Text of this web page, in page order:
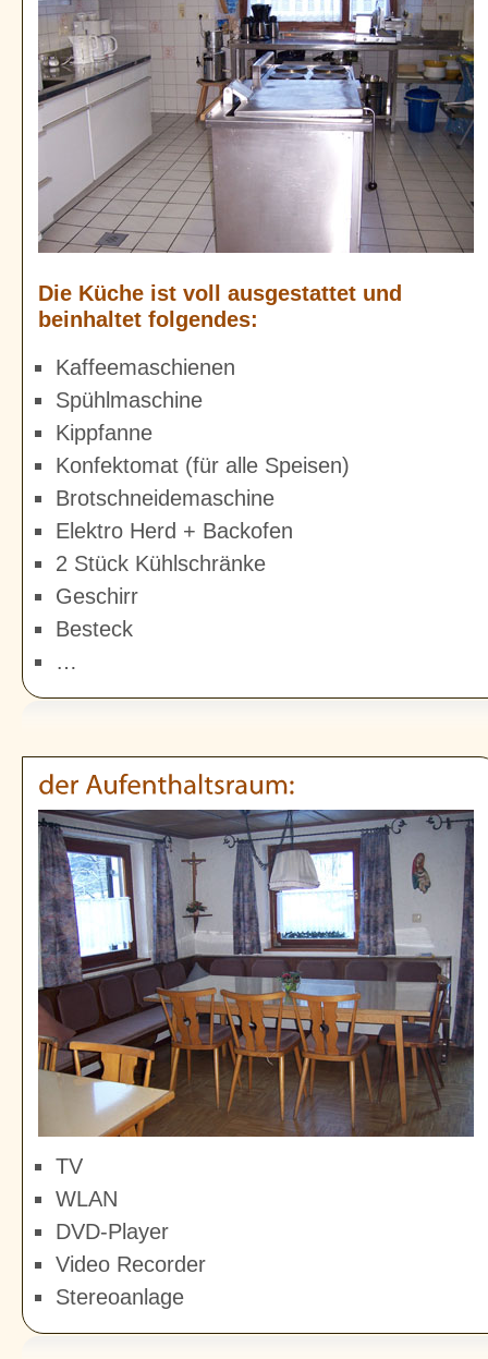
Die Küche ist voll ausgestattet und
beinhaltet folgendes:
Kaffeemaschienen
Spühlmaschine
Kippfanne
Konfektomat (für alle Speisen)
Brotschneidemaschine
Elektro Herd + Backofen
2 Stück Kühlschränke
Geschirr
Besteck
…
TV
WLAN
DVD-Player
Video Recorder
Stereoanlage